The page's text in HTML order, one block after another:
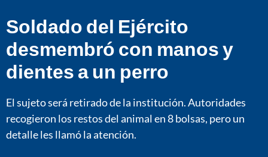
Soldado del Ejército
desmembró con manos y
dientes a un perro
El sujeto será retirado de la institución. Autoridades
recogieron los restos del animal en 8 bolsas, pero un
detalle les llamó la atención.